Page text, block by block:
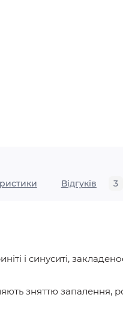
Відгуків 3
і синуситі,
зняттю запалення,